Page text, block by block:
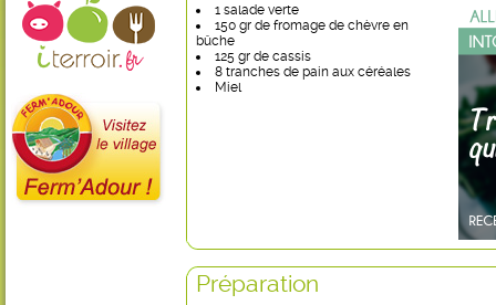
1 salade verte
150 gr de fromage de chèvre en
bûche
125 gr de cassis
8 tranches de pain aux céréales
Miel
Préparation